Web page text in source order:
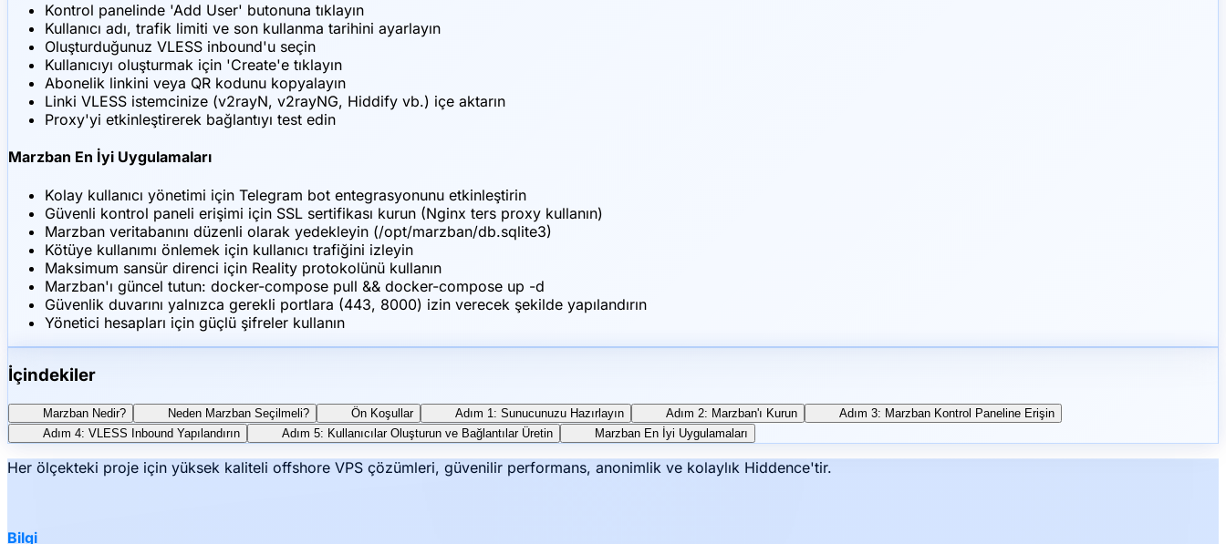
Kontrol panelinde 'Add User' butonuna tıklayın
Kullanıcı adı, trafik limiti ve son kullanma tarihini ayarlayın
Oluşturduğunuz VLESS inbound'u seçin
Kullanıcıyı oluşturmak için 'Create'e tıklayın
Abonelik linkini veya QR kodunu kopyalayın
Linki VLESS istemcinize (v2rayN, v2rayNG, Hiddify vb.) içe aktarın
Proxy'yi etkinleştirerek bağlantıyı test edin
Marzban En İyi Uygulamaları
Kolay kullanıcı yönetimi için Telegram bot entegrasyonunu etkinleştirin
Güvenli kontrol paneli erişimi için SSL sertifikası kurun (Nginx ters proxy kullanın)
Marzban veritabanını düzenli olarak yedekleyin (/opt/marzban/db.sqlite3)
Kötüye kullanımı önlemek için kullanıcı trafiğini izleyin
Maksimum sansür direnci için Reality protokolünü kullanın
Marzban'ı güncel tutun: docker-compose pull && docker-compose up -d
Güvenlik duvarını yalnızca gerekli portlara (443, 8000) izin verecek şekilde yapılandırın
Yönetici hesapları için güçlü şifreler kullanın
İçindekiler
Marzban Nedir? Neden Marzban Seçilmeli? Ön Koşullar Adım 1: Sunucunuzu Hazırlayın Adım 2: Marzban'ı Kurun
Adım 3: Marzban Kontrol Paneline Erişin
Adım 4: VLESS Inbound Yapılandırın
Adım 5: Kullanıcılar Oluşturun ve Bağlantılar Üretin Marzban En İyi Uygulamaları
Her ölçekteki proje için yüksek kaliteli offshore VPS çözümleri, güvenilir performans, anonimlik ve kolaylık Hiddence'tir.
Bilgi